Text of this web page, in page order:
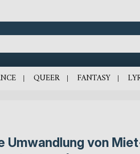
QUEER FANTASY
Umwandlung von